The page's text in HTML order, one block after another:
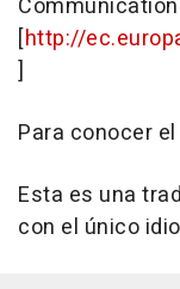
[http://
]
Para conocer el
Esta es una
con el único